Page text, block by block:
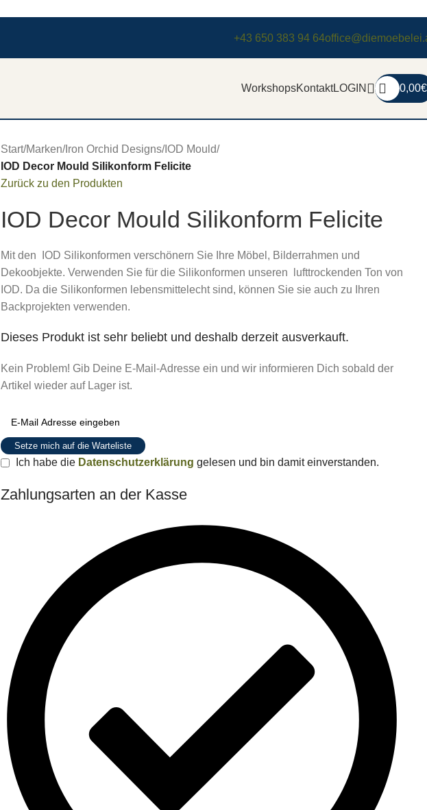
+43 650 383 94 64
WorkshopsKontaktLOGIN 0,00€
Start/Marken/Iron Orchid Designs/IOD Mould/
IOD Decor Mould Silikonform Felicite
Zurück zu den Produkten
IOD Decor Mould Silikonform Felicite
Mit den IOD Silikonformen verschönern Sie Ihre Möbel, Bilderrahmen und
Dekoobjekte. Verwenden Sie für die Silikonformen unseren lufttrockenden Ton von
IOD. Da die Silikonformen lebensmittelecht sind, können Sie sie auch zu Ihren
Backprojekten verwenden.
Dieses Produkt ist sehr beliebt und deshalb derzeit ausverkauft.
Kein Problem! Gib Deine E-Mail-Adresse ein und wir informieren Dich sobald der
Artikel wieder auf Lager ist.
Setze mich auf die Warteliste
Ich habe die Datenschutzerklärung gelesen und bin damit einverstanden.
Zahlungsarten an der Kasse